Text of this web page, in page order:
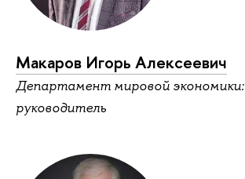
Макаров Игорь Алексеевич
Департамент мировой экономики:
руководитель